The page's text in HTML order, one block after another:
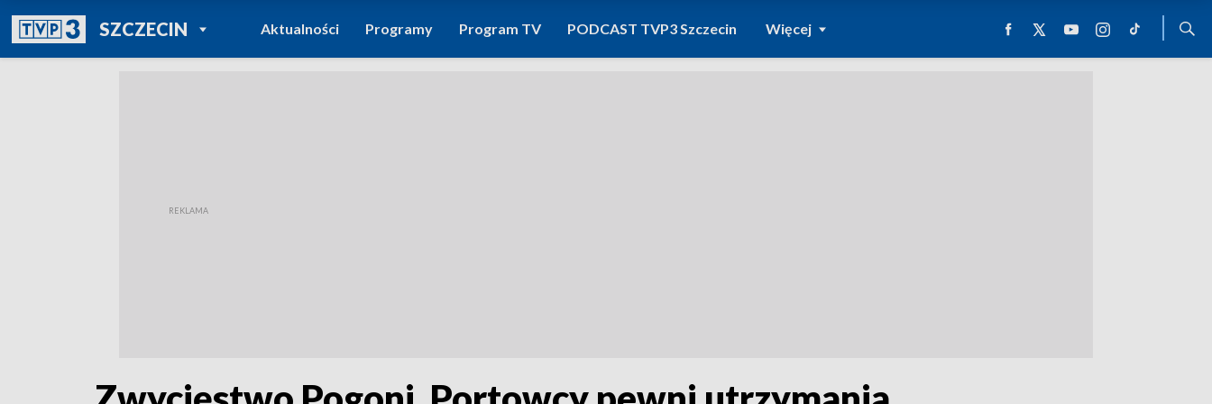
SZCZECINPOWRÓT DO
TVP REGIONY
Aktualności Programy Program TV PODCAST TVP3 Szczecin Więcej